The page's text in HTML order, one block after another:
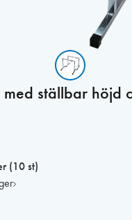
ställbar höjd
(10 st)